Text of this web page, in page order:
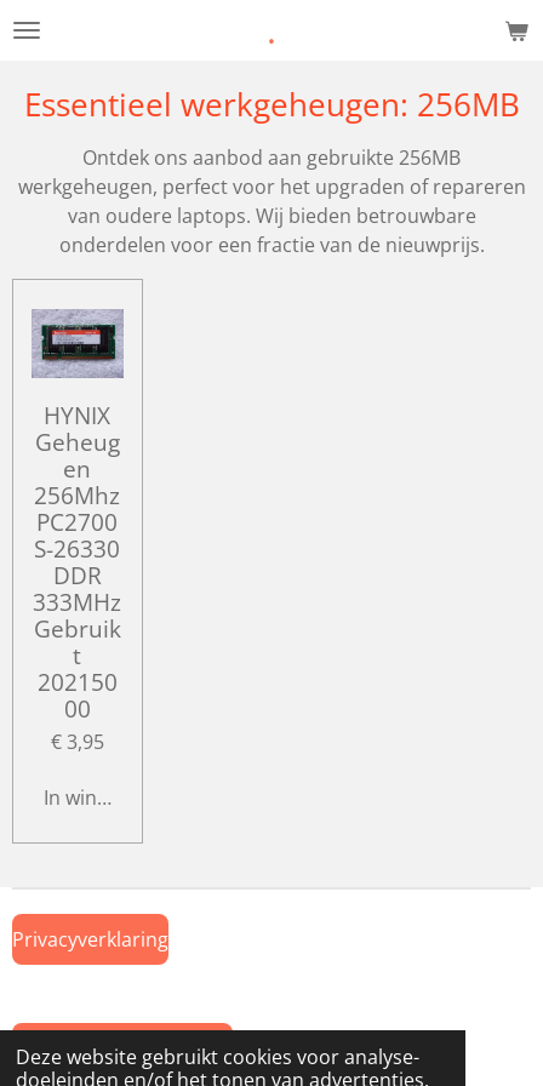
Deze website gebruikt cookies voor analyse-
doeleinden en/of het tonen van advertenties.
Ga
de
.
Essentieel werkgeheugen: 256MB
Ontdek ons aanbod aan gebruikte 256MB
werkgeheugen, perfect voor het upgraden of repareren
van oudere laptops. Wij bieden betrouwbare
onderdelen voor een fractie van de nieuwprijs.
HYNIX
Geheug
en
256Mhz
PC2700
S-26330
DDR
333MHz
Gebruik
t
202150
00
€ 3,95
In winkelwagen
Privacyverklaring
Algemene Voorwaarden